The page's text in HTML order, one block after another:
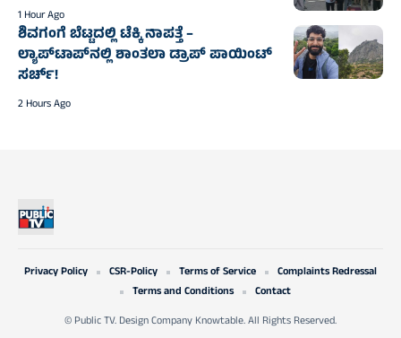
1 Hour Ago
ಶಿವಗಂಗೆ ಬೆಟ್ಟದಲ್ಲಿ ಟೆಕ್ಕಿ ನಾಪತ್ತೆ –
ಲ್ಯಾಪ್‌ಟಾಪ್‌ನಲ್ಲಿ ಶಾಂತಲಾ ಡ್ರಾಪ್‌ ಪಾಯಿಂಟ್‌
ಸರ್ಚ್‌!
2 Hours Ago
© Public TV. Design Company Knowtable. All Rights Reserved.
Privacy Policy CSR-Policy Terms of Service
Complaints Redressal
Terms and Conditions
Contact